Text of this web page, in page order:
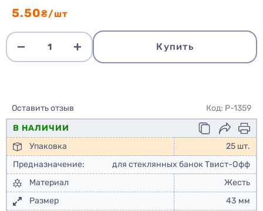
5.50₴/шт
Купить
Оставить отзыв
Код: P-1359
В НАЛИЧИИ
Упаковка
25 шт.
Предназначение:
для стеклянных банок Твист-Офф
Материал
Жесть
Размер
43 мм